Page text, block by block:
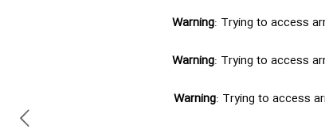
Warning: Trying to access
Warning: Trying to access
Warning: Trying to access